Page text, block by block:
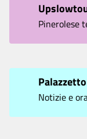
Pinerolese
Notizie e